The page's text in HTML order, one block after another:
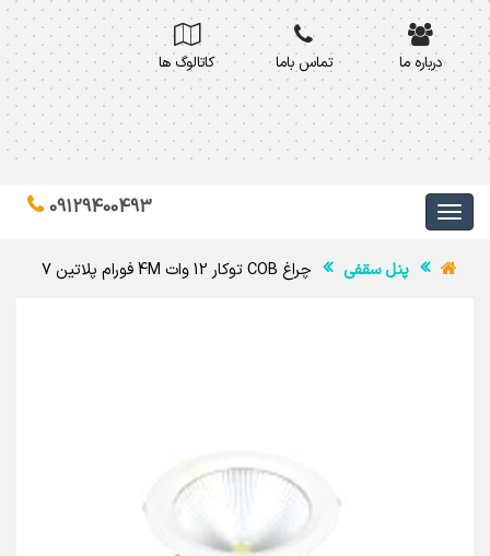
درباره ما تماس باما کاتالوگ ها
09129400493
پنل سقفی چراغ COB توکار 12 وات 4M فورام پلاتین 7